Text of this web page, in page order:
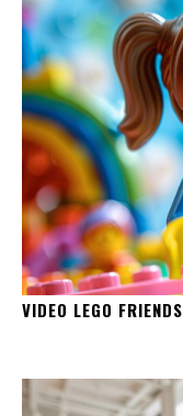
VIDEO LEGO FRIENDS